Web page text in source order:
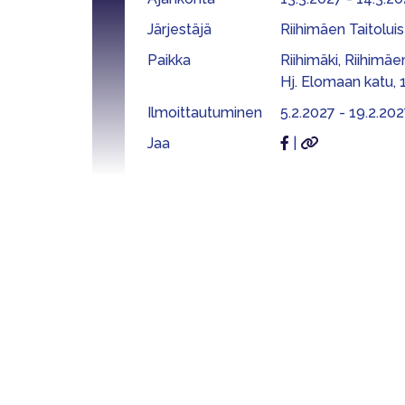
Järjestäjä
Riihimäen
Paikka
Riihimäki,
Hj. Elomaan katu,
Ilmoittautuminen
5.2.2027 -
Jaa